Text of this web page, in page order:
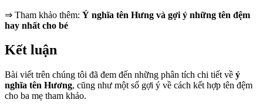
⇒ Tham khảo thêm: Ý nghĩa tên Hưng và gợi ý những tên đệm
hay nhất cho bé
Kết luận
Bài viết trên chúng tôi đã đem đến những phân tích chi tiết về ý
nghĩa tên Hương, cũng như một số gợi ý về cách kết hợp tên đệm
cho ba mẹ tham khảo.